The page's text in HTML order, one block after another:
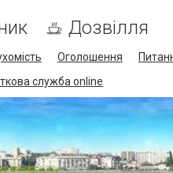
Дозвілля
Оголошення
служба online